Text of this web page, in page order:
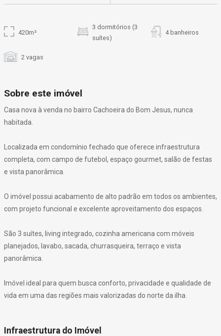
420m²
3 dormitórios (3
suítes)
4 banheiros
2 vagas
Sobre este imóvel
Casa nova à venda no bairro Cachoeira do Bom Jesus, nunca
habitada.
Localizada em condomínio fechado que oferece infraestrutura
completa, com campo de futebol, espaço gourmet, salão de festas
e vista panorâmica.
O imóvel possui acabamento de alto padrão em todos os ambientes,
com projeto funcional e excelente aproveitamento dos espaços.
São 3 suítes, living integrado, cozinha americana com móveis
planejados, lavabo, sacada, churrasqueira, terraço e vista
panorâmica.
Imóvel ideal para quem busca conforto, privacidade e qualidade de
vida em uma das regiões mais valorizadas do norte da ilha.
Infraestrutura do Imóvel